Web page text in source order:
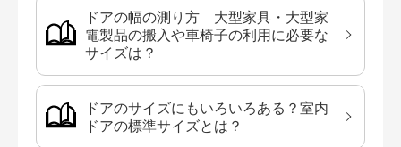
ドアの幅の測り方 大型家具・大型家
電製品の搬入や車椅子の利用に必要な
サイズは？
ドアのサイズにもいろいろある？室内
ドアの標準サイズとは？